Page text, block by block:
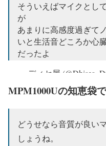
そういえばマイクとし
が
あまりに高感度過ぎて
いと生活音どころか心
だったよ
— ディセ屋
MPM1000Uの知恵袋
どうせなら音質が良い
しょうね。